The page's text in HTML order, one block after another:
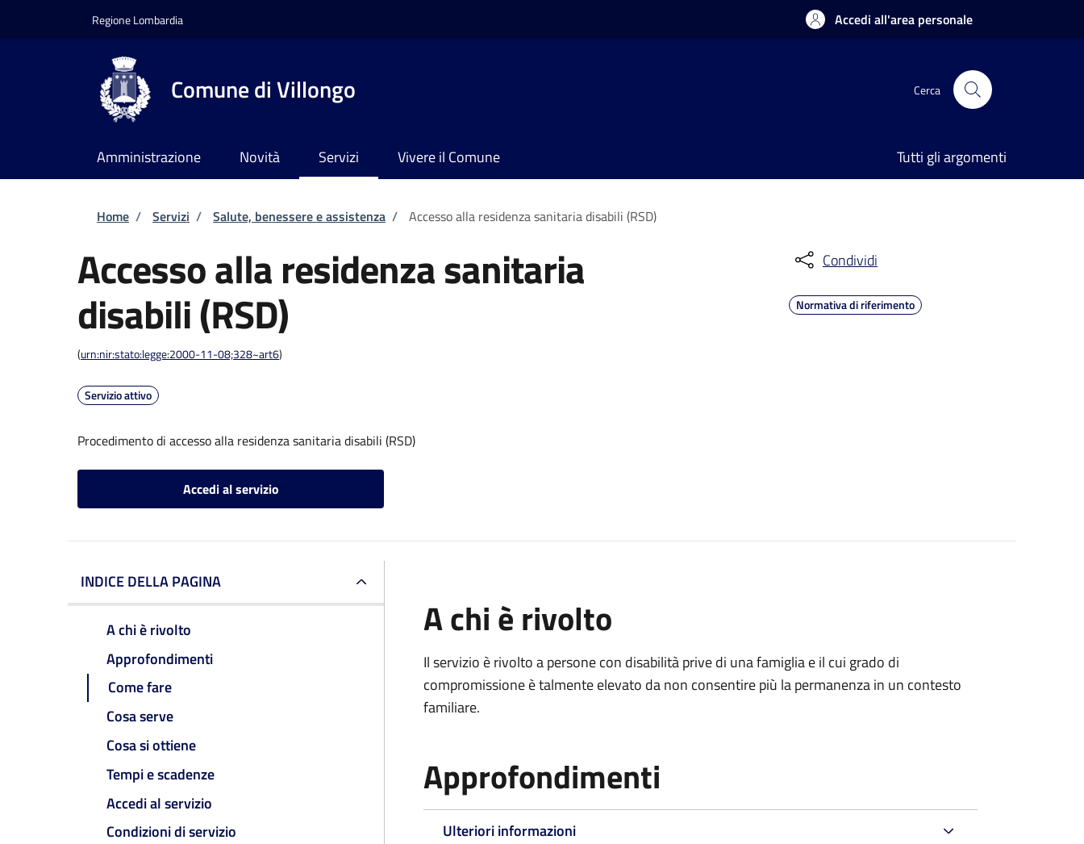
Regione Lombardia Accedi all'area personale
Comune di Villongo Cerca
Amministrazione Novità Servizi Vivere il Comune Tutti gli argomenti
Briciole di pane
Home / Servizi / Salute, benessere e assistenza / Accesso alla residenza sanitaria disabili (RSD)
Accesso alla residenza sanitaria
disabili (RSD)
(urn:nir:stato:legge:2000-11-08;328~art6)
Servizio attivo
Procedimento di accesso alla residenza sanitaria disabili (RSD)
Accedi al servizio
Condividi
Normativa di riferimento
INDICE DELLA PAGINA
A chi è rivolto
Approfondimenti
Come fare
Cosa serve
Cosa si ottiene
Tempi e scadenze
Accedi al servizio
Condizioni di servizio
A chi è rivolto
Il servizio è rivolto a persone con disabilità prive di una famiglia e il cui grado di
compromissione è talmente elevato da non consentire più la permanenza in un contesto
familiare.
Approfondimenti
Ulteriori informazioni